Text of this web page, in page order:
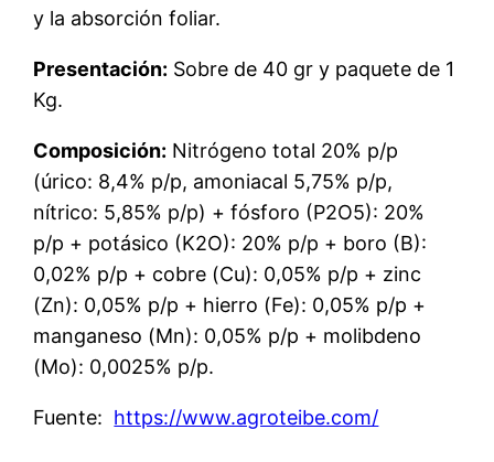
y la absorción foliar.
Presentación: Sobre de 40 gr y paquete de 1
Kg.
Composición: Nitrógeno total 20% p/p
(úrico: 8,4% p/p, amoniacal 5,75% p/p,
nítrico: 5,85% p/p) + fósforo (P2O5): 20%
p/p + potásico (K2O): 20% p/p + boro (B):
0,02% p/p + cobre (Cu): 0,05% p/p + zinc
(Zn): 0,05% p/p + hierro (Fe): 0,05% p/p +
manganeso (Mn): 0,05% p/p + molibdeno
(Mo): 0,0025% p/p.
Fuente: https://www.agroteibe.com/